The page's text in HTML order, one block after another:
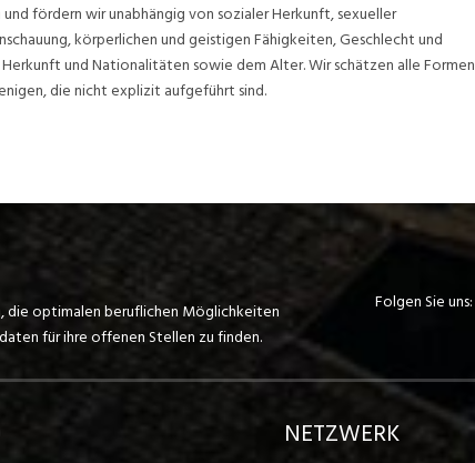
fördern wir unabhängig von sozialer Herkunft, sexueller
körperlichen und geistigen Fähigkeiten, Geschlecht und
und Nationalitäten sowie dem Alter. Wir schätzen alle Formen
die nicht explizit aufgeführt sind.
die optimalen beruflichen Möglichkeiten
für ihre offenen Stellen zu finden.
Folgen Sie uns
NETZWERK